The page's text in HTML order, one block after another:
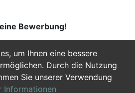
um Ihnen eine bessere
Durch die Nutzung
Sie unserer Verwendung
Informationen
Bewerbung!
Bewerben